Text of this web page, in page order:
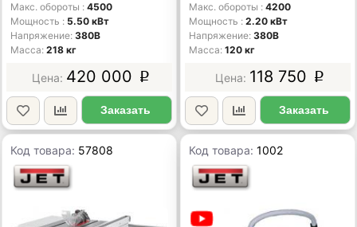
Макс. обороты
4500
Мощность
5.50 кВт
Напряжение 380В
Масса 218 кг
420 000 p
Заказать
Макс. обороты
4200
Мощность
2.20 кВт
Напряжение 380В
Масса 120 кг
118 750 p
Заказать
Код товара: 57808 Код товара:1002